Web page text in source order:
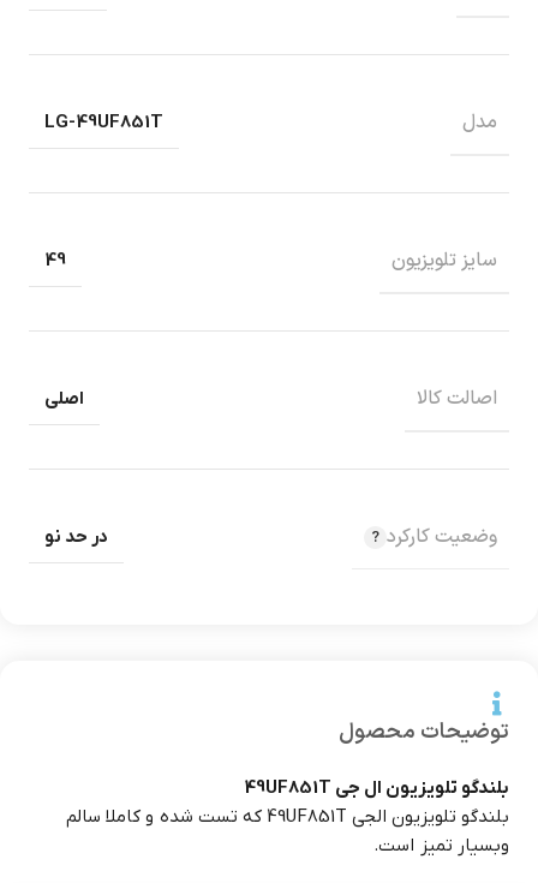
توضیحات محصول
بلندگو تلویزیون ال جی 49UF851T
بلندگو تلویزیون الجی 49UF851T که تست شده و کاملا سالم
وبسیار تمیز است.
مدل LG-49UF851T
سایز تلویزیون 49
اصالت کالا اصلی
وضعیت کارکرد در حد نو